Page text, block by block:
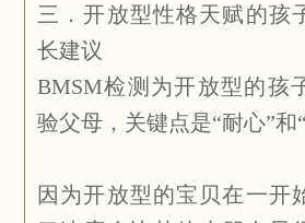
三．开放型性格天赋的孩
长建议
BMSM检测为开放型的孩
验父母，关键点是“耐心”和“
因为开放型的宝贝在一开